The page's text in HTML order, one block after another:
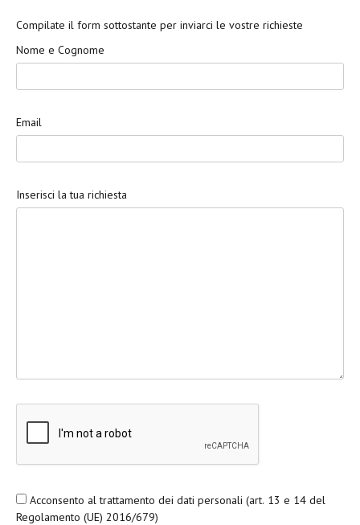
Compilate il form sottostante per inviarci le vostre richieste
Nome e Cognome
Email
Inserisci la tua richiesta
Acconsento al trattamento dei dati personali (art. 13 e 14 del
Regolamento (UE) 2016/679)